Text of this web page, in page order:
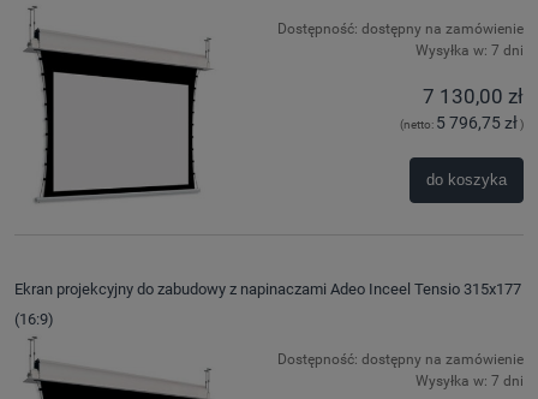
Dostępność: dostępny na zamówienie
Wysyłka w: 7 dni
7 130,00 zł
(netto: 5 796,75 zł)
do koszyka
Ekran projekcyjny do zabudowy z napinaczami Adeo Inceel Tensio 315x177
(16:9)
Dostępność: dostępny na zamówienie
Wysyłka w: 7 dni